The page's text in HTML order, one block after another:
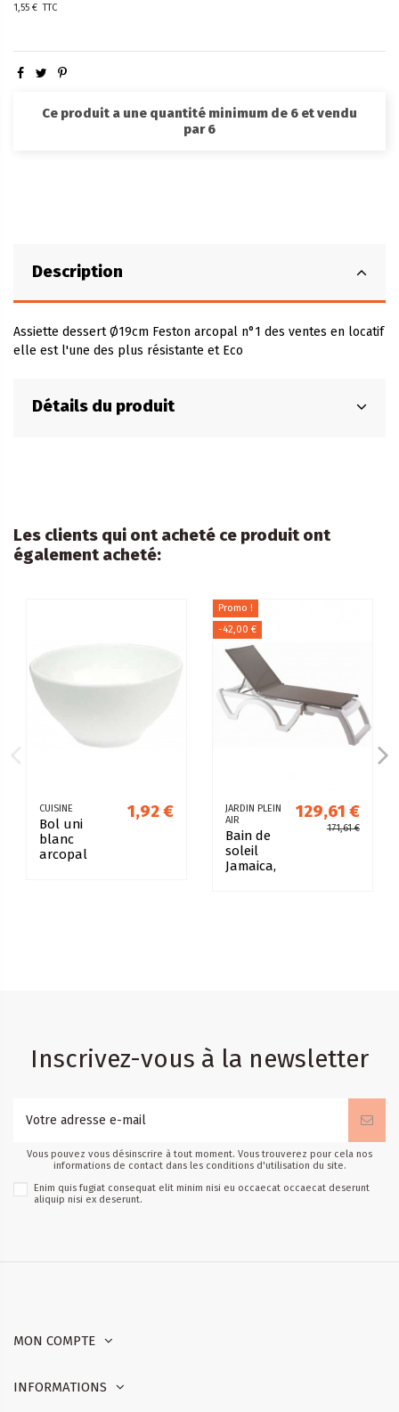
1,55 € TTC
Ce produit a une quantité minimum de 6 et vendu
par 6
Description
Assiette dessert Ø19cm Feston arcopal n°1 des ventes en locatif
elle est l'une des plus résistante et Eco
Détails du produit
Les clients qui ont acheté ce produit ont
également acheté:
CUISINE
Bol uni
blanc
arcopal
1,92 €
Promo !
-42,00 €
JARDIN PLEIN
AIR
Bain de
soleil
Jamaica,
129,61 €
171,61 €
Inscrivez-vous à la newsletter
Vous pouvez vous désinscrire à tout moment. Vous trouverez pour cela nos
informations de contact dans les conditions d'utilisation du site.
Enim quis fugiat consequat elit minim nisi eu occaecat occaecat deserunt
aliquip nisi ex deserunt.
MON COMPTE
INFORMATIONS